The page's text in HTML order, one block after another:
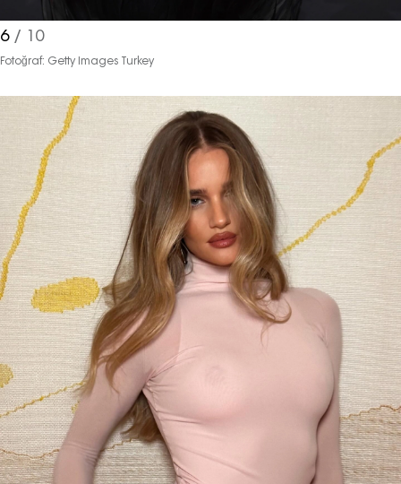
Moda dünyasında neler oluyor? Yeni
sırları ve en popüler partilerden
bültenimize kaydolun.
Turkuvaz Haberleşme ve Yayıncılık
A.Ş. tarafından
https://vogue.com.tr/
internet sitesi
üzerinden sunulan ürün ve
hizmetlere ilişkin reklam, tanıtım,
pazarlama ve kutlama/ temenni
amaçlı her türlü e-bülten/ ticari
elektronik ileti gönderiminin e-posta
yoluyla tarafıma yapılmasına onay
6/ 10
Fotoğraf: Getty Images Turkey